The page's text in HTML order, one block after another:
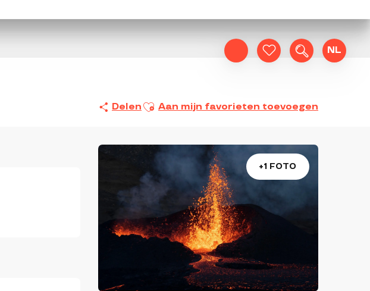
Zoek op
NL
Delen Ajouter aux favoris
Aan mijn favorieten toevoegen
+1 FOTO